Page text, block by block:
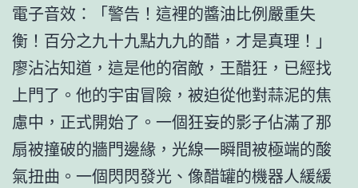
電子音效：「警告！這裡的醬油比例嚴重失
衡！百分之九十九點九九的醋，才是真理！」
廖沾沾知道，這是他的宿敵，王醋狂，已經找
上門了。他的宇宙冒險，被迫從他對蒜泥的焦
慮中，正式開始了。一個狂妄的影子佔滿了那
扇被撞破的牆門邊緣，光線一瞬間被極端的酸
氣扭曲。一個閃閃發光、像醋罐的機器人緩緩